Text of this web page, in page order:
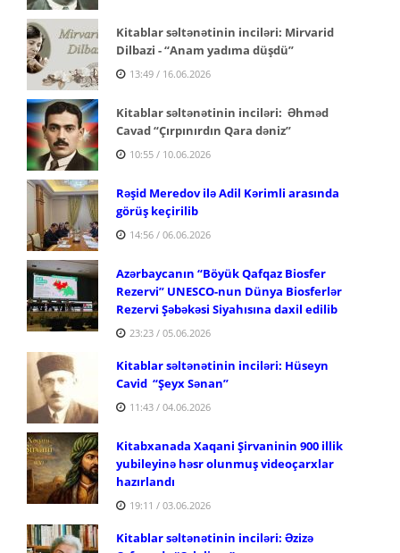
Kitablar səltənətinin inciləri: Mirvarid
Dilbazi -“Anam yadıma düşdü”
13:49 / 16.06.2026
Kitablar səltənətinin inciləri: Əhməd
Cavad“Çırpınırdın Qara dəniz”
10:55 / 10.06.2026
Rəşid Meredov ilə Adil Kərimli arasında
görüş keçirilib
14:56 / 06.06.2026
Azərbaycanın “Böyük Qafqaz Biosfer
Rezervi” UNESCO-nun Dünya Biosferlər
Rezervi Şəbəkəsi Siyahısına daxil edilib
23:23 / 05.06.2026
Kitablar səltənətinin inciləri: Hüseyn
Cavid “Şeyx Sənan”
11:43 / 04.06.2026
Kitabxanada Xaqani Şirvaninin 900 illik
yubileyinə həsr olunmuş videoçarxlar
hazırlandı
19:11 / 03.06.2026
Kitablar səltənətinin inciləri: Əzizə